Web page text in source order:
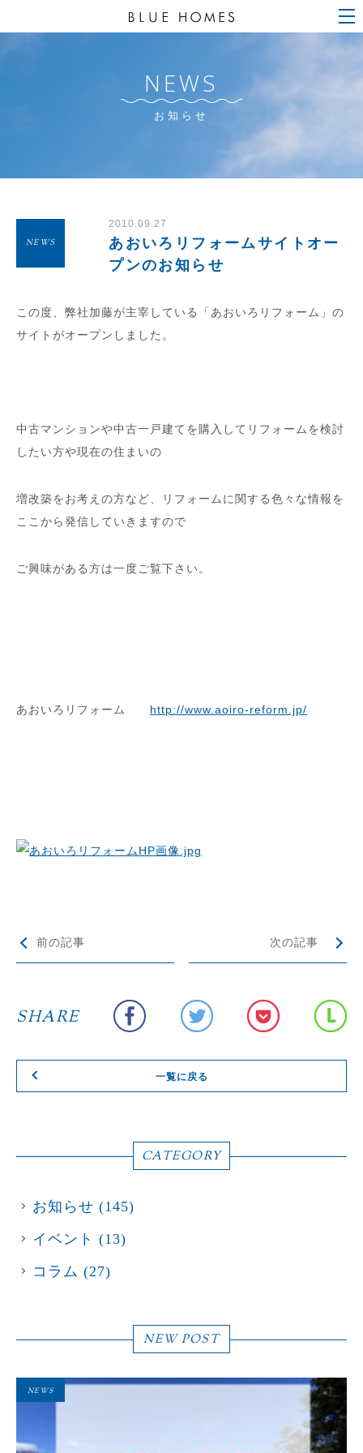
NEWS
お知らせ
NEWS
2010.09.27
あおいろリフォームサイトオー
プンのお知らせ
この度、弊社加藤が主宰している「あおいろリフォーム」の
サイトがオープンしました。
中古マンションや中古一戸建てを購入してリフォームを検討
したい方や現在の住まいの
増改築をお考えの方など、リフォームに関する色々な情報を
ここから発信していきますので
ご興味がある方は一度ご覧下さい。
あおいろリフォーム http://www.aoiro-reform.jp/
前の記事 次の記事
SHARE
一覧に戻る
CATEGORY
お知らせ (145)
イベント (13)
コラム (27)
NEW POST
NEWS